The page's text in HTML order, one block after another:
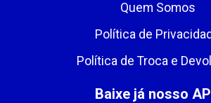
Quem Somos
Política de
Política de Troca e
Baixe já nosso